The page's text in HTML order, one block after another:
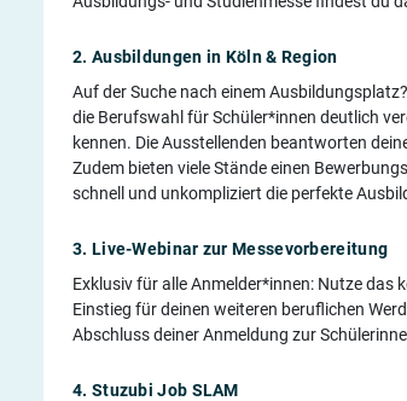
2. Ausbildungen in Köln & Region
Auf der Suche nach einem
die Berufswahl für Schüler*innen deutlich
kennen. Die Ausstellenden beantworten
Zudem bieten viele Stände einen
schnell und unkompliziert die perfekte
3. Live-Webinar zur Messevorbereitung
Exklusiv für alle Anmelder*innen: Nutze das
Einstieg für deinen weiteren beruflichen
Abschluss deiner Anmeldung zur
4. Stuzubi Job SLAM